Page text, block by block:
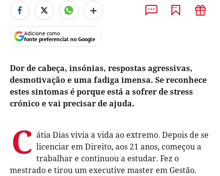
+
Adicione como
fonte preferencial no Google
Dor de cabeça, insónias, respostas agressivas,
desmotivação e uma fadiga imensa. Se reconhece
estes sintomas é porque está a sofrer de stress
crónico e vai precisar de ajuda.
C átia Dias vivia a vida ao extremo. Depois de se
licenciar em Direito, aos 21 anos, começou a
trabalhar e continuou a estudar. Fez o
mestrado e tirou um executive master em Gestão.